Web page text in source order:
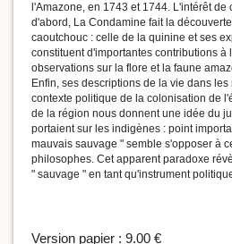
l'Amazone, en 1743 et 1744. L'intérêt de
d'abord, La Condamine fait la
caoutchouc : celle de la quinine et ses
constituent d'importantes contributions à
observations sur la flore et la faune
Enfin, ses descriptions de la vie dans
contexte politique de la colonisation de
de la région nous donnent une idée du
portaient sur les indigènes : point
mauvais sauvage " semble s'opposer à
philosophes. Cet apparent paradoxe
" sauvage " en tant qu'instrument
Version papier : 9.00 €